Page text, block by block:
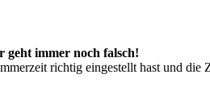
geht immer noch falsch!
richtig eingestellt hast und